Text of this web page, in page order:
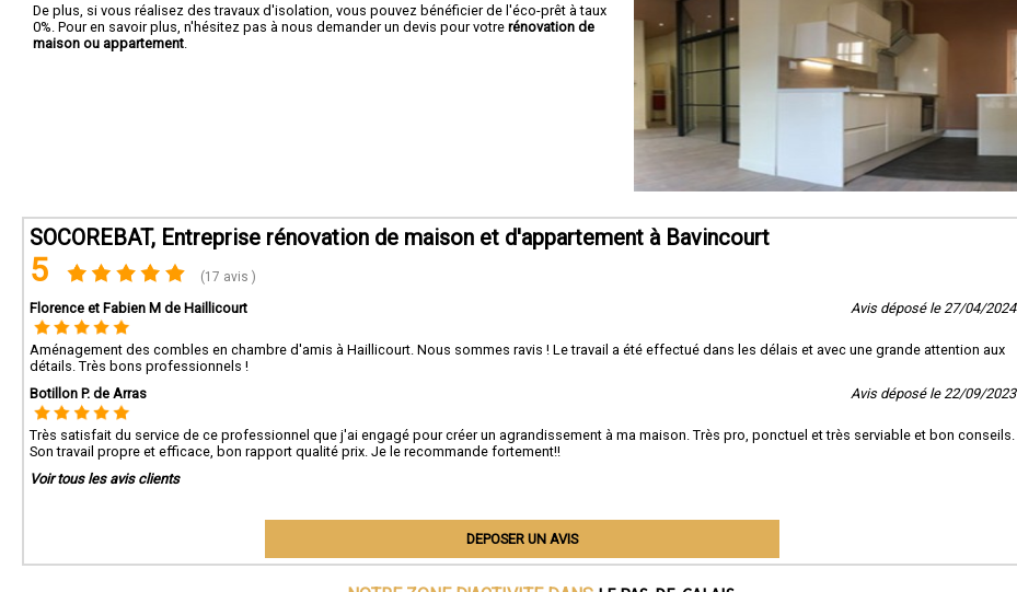
De plus, si vous réalisez des travaux d'isolation, vous pouvez bénéficier de l'éco-prêt à taux
0%. Pour en savoir plus, n'hésitez pas à nous demander un devis pour votre rénovation de
maison ou appartement
SOCOREBAT, Entreprise rénovation de maison et d'appartement à Bavincourt
5 (17 avis )
Florence et Fabien M de Haillicourt Avis déposé le 27/04/2024
Aménagement des combles en chambre d'amis à Haillicourt. Nous sommes ravis ! Le travail a été effectué dans les délais et avec une grande attention aux
détails. Très bons professionnels !
Botillon P. de Arras
Avis déposé le 22/09/2023
Très satisfait du service de ce professionnel que j'ai engagé pour créer un agrandissement à ma maison. Très pro, ponctuel et très serviable et bon conseils.
Son travail propre et efficace, bon rapport qualité prix. Je le recommande fortement!!
Voir tous les avis clients
DEPOSER UN AVIS